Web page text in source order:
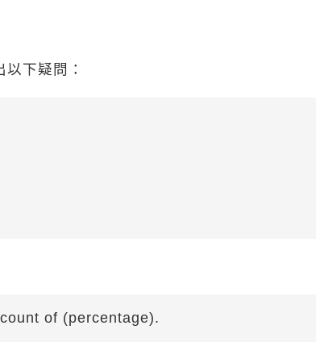
下疑問：
of (percentage).